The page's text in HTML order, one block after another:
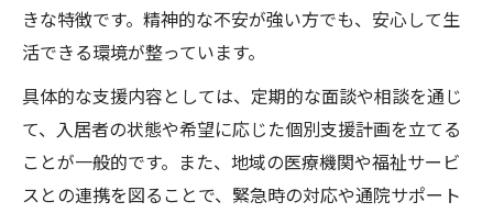
きな特徴です。精神的な不安が強い方でも、安心して生
活できる環境が整っています。
具体的な支援内容としては、定期的な面談や相談を通じ
て、入居者の状態や希望に応じた個別支援計画を立てる
ことが一般的です。また、地域の医療機関や福祉サービ
スとの連携を図ることで、緊急時の対応や通院サポート